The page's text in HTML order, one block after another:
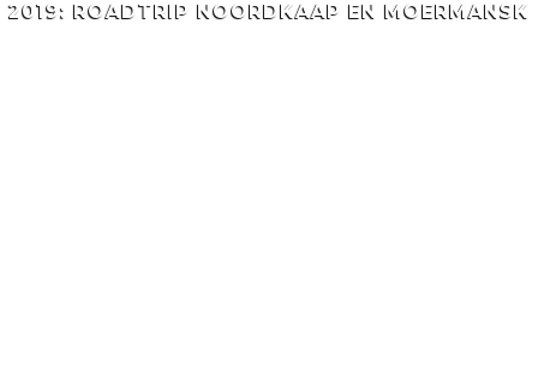
2019: ROADTRIP NOORDKAAP EN MOERMANSK